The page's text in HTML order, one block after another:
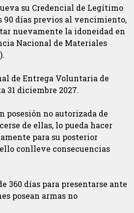
su Credencial de Legítimo
90 días previos al vencimiento,
nuevamente la idoneidad en
Nacional de Materiales
de Entrega Voluntaria de
31 diciembre 2027.
posesión no autorizada de
de ellas, lo pueda hacer
para su posterior
conlleve consecuencias
360 días para presentarse ante
posean armas no